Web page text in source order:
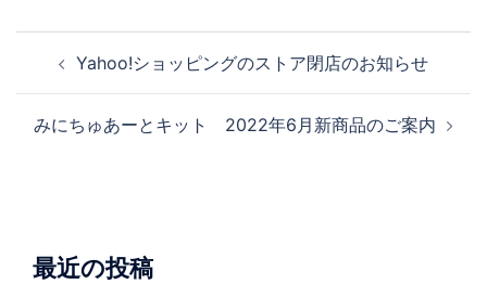
Yahoo!ショッピングのストア閉店のお知らせ
みにちゅあーとキット 2022年6月新商品のご案内
最近の投稿